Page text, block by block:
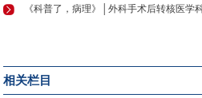
《科普了，病理》│外科手术后转核医学
相关栏目